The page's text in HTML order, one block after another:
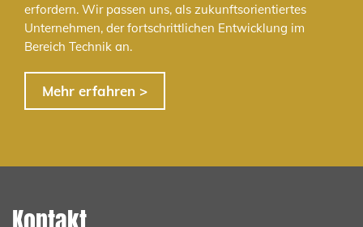
erfordern. Wir passen uns, als zukunftsorientiertes
Unternehmen, der fortschrittlichen Entwicklung im
Bereich Technik an.
Mehr erfahren >